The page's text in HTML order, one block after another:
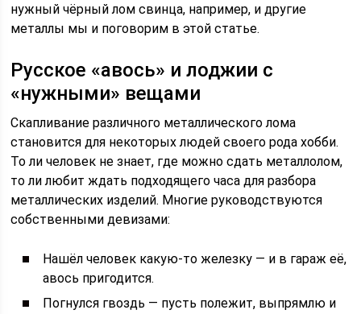
нужный чёрный лом свинца, например, и другие
металлы мы и поговорим в этой статье.
Русское «авось» и лоджии с
«нужными» вещами
Скапливание различного металлического лома
становится для некоторых людей своего рода хобби.
То ли человек не знает, где можно сдать металлолом,
то ли любит ждать подходящего часа для разбора
металлических изделий. Многие руководствуются
собственными девизами:
Нашёл человек какую-то железку — и в гараж её,
авось пригодится.
Погнулся гвоздь — пусть полежит, выпрямлю и